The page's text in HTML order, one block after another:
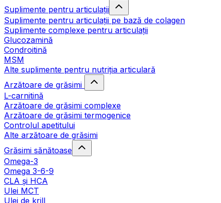
Suplimente pentru articulații
Suplimente pentru articulații pe bază de colagen
Suplimente complexe pentru articulații
Glucozamină
Condroitină
MSM
Alte suplimente pentru nutriția articulară
Arzătoare de grăsimi
L-carnitină
Arzătoare de grăsimi complexe
Arzătoare de grăsimi termogenice
Controlul apetitului
Alte arzătoare de grăsimi
Grăsimi sănătoase
Omega-3
Omega 3-6-9
CLA şi HCA
Ulei MCT
Ulei de krill